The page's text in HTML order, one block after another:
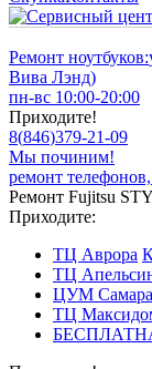
Ремонт ноутбуков:
Вива Лэнд)
пн-вс 10:00-20:00
Приходите!
8(846)379-21-09
Мы починим!
ремонт
Ремонт Fujitsu
Приходите:
ТЦ Аврора
ТЦ
ЦУМ Самара
ТЦ